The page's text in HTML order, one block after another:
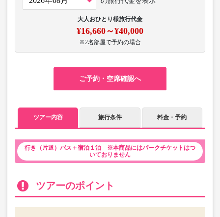
大人おひとり様旅行代金
¥16,660～¥40,000
※2名部屋で予約の場合
ご予約・空席確認へ
ツアー内容 旅行条件 料金・予約
行き（片道）バス＋宿泊１泊 ※本商品にはパークチケットはつ
いておりません
ツアーのポイント